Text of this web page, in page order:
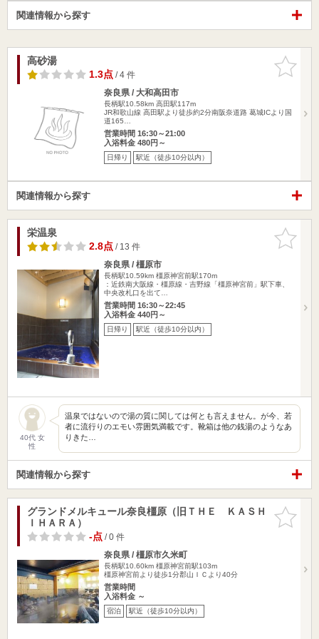
関連情報から探す
お気に入
りに追加
高砂湯
1.3点/ 4 件
奈良県 / 大和高田市
長柄駅10.58km 高田駅117m
JR和歌山線 高田駅より徒歩約2分南阪奈道路 葛城ICより国
道165…
営業時間 16:30～21:00
入浴料金 480円～
日帰り 駅近（徒歩10分以内）
関連情報から探す
お気に入
りに追加
栄温泉
2.8点/ 13 件
奈良県 / 橿原市
長柄駅10.59km 橿原神宮前駅170m
：近鉄南大阪線・橿原線・吉野線「橿原神宮前」駅下車、
中央改札口を出て…
営業時間 16:30～22:45
入浴料金 440円～
日帰り 駅近（徒歩10分以内）
40代 女
性
温泉ではないので湯の質に関しては何とも言えません。が今、若
者に流行りのエモい雰囲気満載です。靴箱は他の銭湯のようなあ
りきた…
関連情報から探す
お気に入
りに追加
グランドメルキュール奈良橿原（旧ＴＨＥ ＫＡＳＨ
ＩＨＡＲＡ）
-点/ 0 件
奈良県 / 橿原市久米町
長柄駅10.60km 橿原神宮前駅103m
橿原神宮前より徒歩1分郡山ＩＣより40分
営業時間
入浴料金 ～
宿泊 駅近（徒歩10分以内）